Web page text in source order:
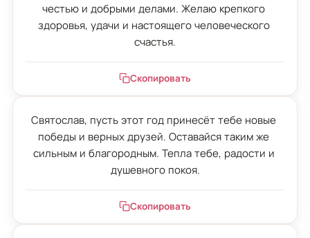
честью и добрыми делами. Желаю крепкого
здоровья, удачи и настоящего человеческого
счастья.
Скопировать
Святослав, пусть этот год принесёт тебе новые
победы и верных друзей. Оставайся таким же
сильным и благородным. Тепла тебе, радости и
душевного покоя.
Скопировать